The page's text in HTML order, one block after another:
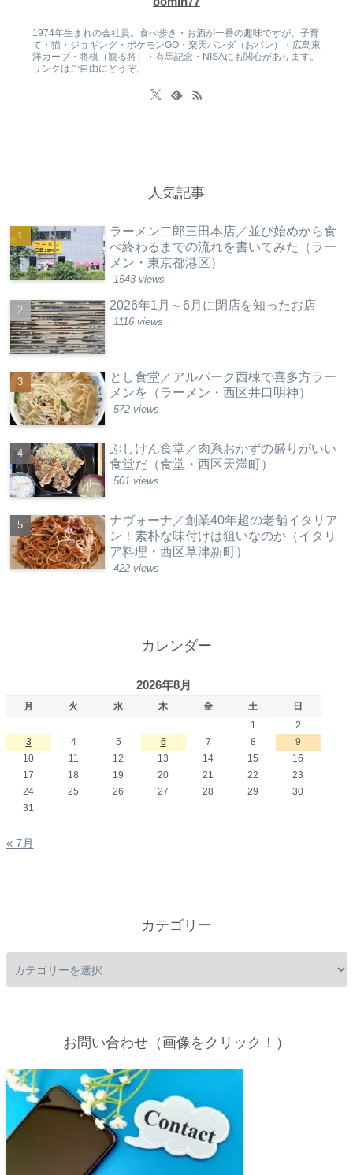
1974年生まれの会社員。食べ歩き・お酒が一番の趣味ですが、子育
て・猫・ジョギング・ポケモンGO・楽天パンダ（おパン）・広島東
洋カープ・将棋（観る将）・有馬記念・NISAにも関心があります。
リンクはご自由にどうぞ。
人気記事
ラーメン二郎三田本店／並び始めから食
べ終わるまでの流れを書いてみた（ラー
メン・東京都港区）
1543 views
2026年1月～6月に閉店を知ったお店
1116 views
とし食堂／アルパーク西棟で喜多方ラー
メンを（ラーメン・西区井口明神）
572 views
ぶしけん食堂／肉系おかずの盛りがいい
食堂だ（食堂・西区天満町）
501 views
ナヴォーナ／創業40年超の老舗イタリア
ン！素朴な味付けは狙いなのか（イタリ
ア料理・西区草津新町）
422 views
カレンダー
2026年8月
月 火 水 木 金 土
日
1
2
3
4 5 6 7 8
9
10
11 12 13 14 15
16
17
18 19 20 21 22
23
24
25 26 27 28 29
30
31
« 7月
カテゴリー
お問い合わせ（画像をクリック！）